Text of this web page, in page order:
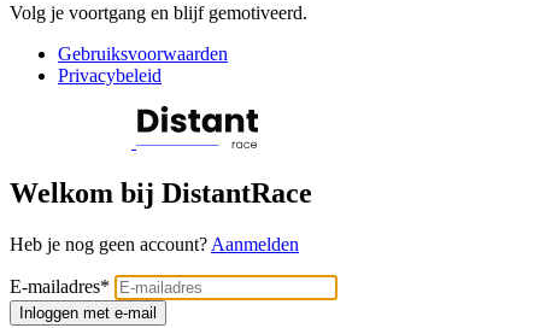
Volg je voortgang en blijf gemotiveerd.
Gebruiksvoorwaarden
Privacybeleid
Welkom bij DistantRace
Heb je nog geen account? Aanmelden
E-mailadres*
Inloggen met e-mail